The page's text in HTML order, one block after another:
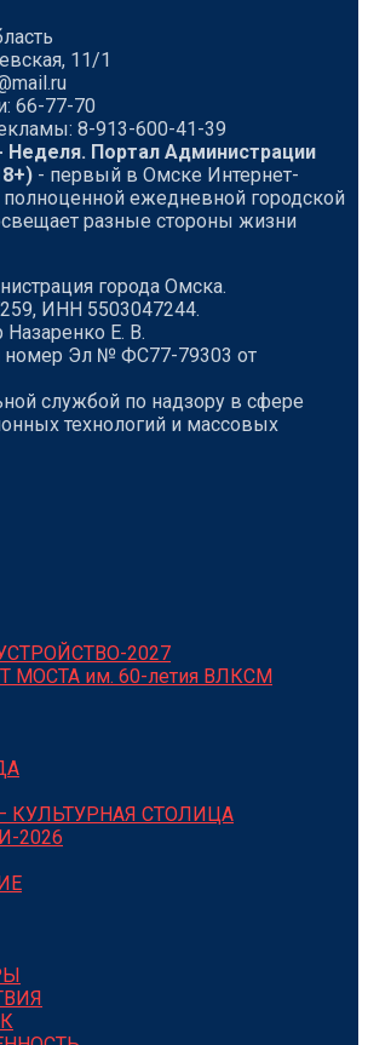
11/1
66-77-70
8-913-600-41-39
Неделя. Портал Администрации
- первый в Омске Интернет-
ежедневной городской
разные стороны жизни
города Омска.
ИНН 5503047244.
Е. В.
номер Эл № ФС77-79303 от
службой по надзору в сфере
технологий и массовых
2027
МОСТА им. 60-летия ВЛКСМ
КУЛЬТУРНАЯ СТОЛИЦА
2026